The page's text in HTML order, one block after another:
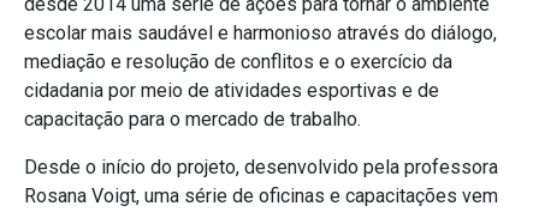
escolar mais saudável e harmonioso através do diálogo,
mediação e resolução de conflitos e o exercício da
cidadania por meio de atividades esportivas e de
capacitação para o mercado de trabalho.
Desde o início do projeto, desenvolvido pela professora
Rosana Voigt, uma série de oficinas e capacitações vem